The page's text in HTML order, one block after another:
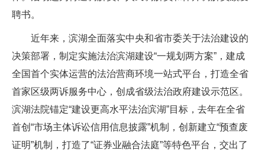
聘书。
近年来，滨湖全面落实中央和省市委关于法治建设的
决策部署，制定实施法治滨湖建设“一规划两方案”，建成
全国首个实体运营的法治营商环境一站式平台，打造全省
首家区级两诉服务中心，创成省级法治政府建设示范区。
滨湖法院锚定“建设更高水平法治滨湖”目标，去年在全省
首创“市场主体诉讼信用信息披露”机制，创新建立“预查废
证明”机制，打造了“证券业融合法庭”等特色平台，交出了